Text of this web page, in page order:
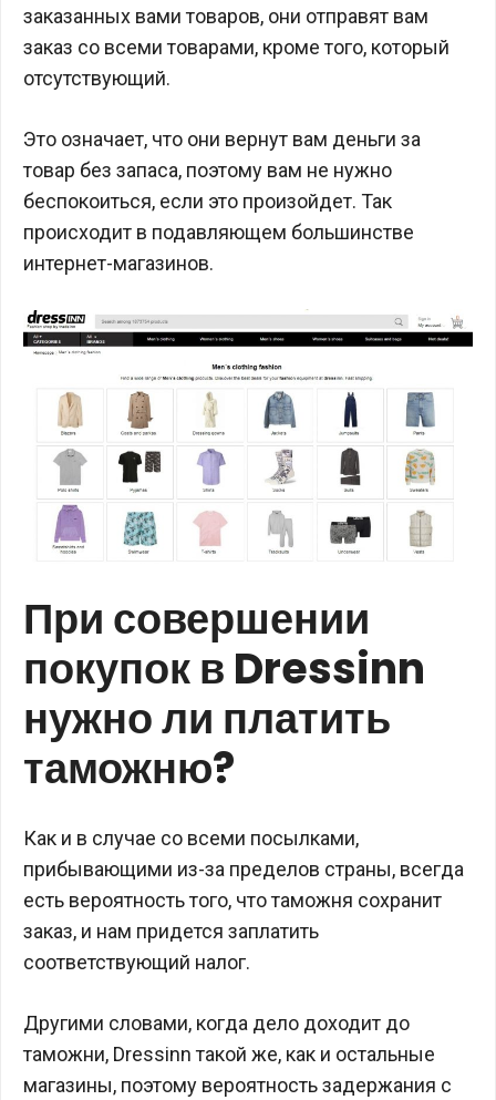
заказанных вами товаров, они отправят вам
заказ со всеми товарами, кроме того, который
отсутствующий.
Это означает, что они вернут вам деньги за
товар без запаса, поэтому вам не нужно
беспокоиться, если это произойдет. Так
происходит в подавляющем большинстве
интернет-магазинов.
При совершении
покупок в Dressinn
нужно ли платить
таможню?
Как и в случае со всеми посылками,
прибывающими из-за пределов страны, всегда
есть вероятность того, что таможня сохранит
заказ, и нам придется заплатить
соответствующий налог.
Другими словами, когда дело доходит до
таможни, Dressinn такой же, как и остальные
магазины, поэтому вероятность задержания с